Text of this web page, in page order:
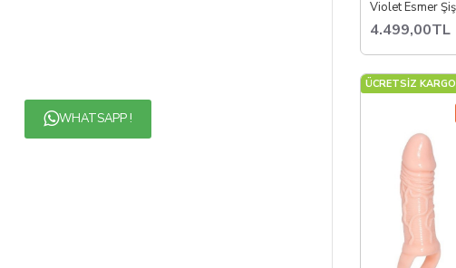
4.499,00TL
ÜCRETSİZ KARGO
WHATSAPP !